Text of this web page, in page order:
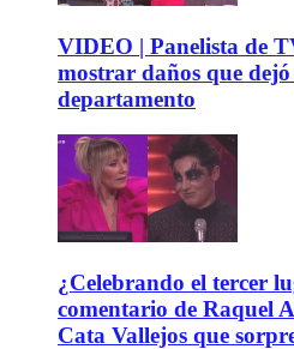
VIDEO | Panelista de
mostrar daños que
departamento
¿Celebrando el tercer
comentario de Raquel
Cata Vallejos que